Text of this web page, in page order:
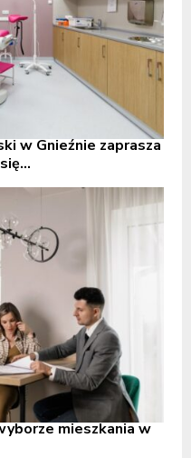
w Gnieźnie zaprasza
mieszkania w